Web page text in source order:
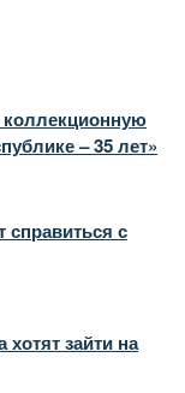
– 35 лет»
справиться с
зайти на